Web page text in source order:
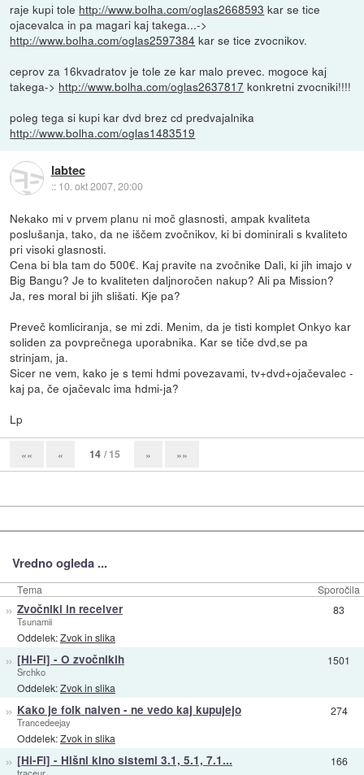
raje kupi tole http://www.bolha.com/oglas2668593 kar se tice
ojacevalca in pa magari kaj takega...->
http://www.bolha.com/oglas2597384 kar se tice zvocnikov.
ceprov za 16kvadratov je tole ze kar malo prevec. mogoce kaj
takega-> http://www.bolha.com/oglas2637817 konkretni zvocniki!!!!
poleg tega si kupi kar dvd brez cd predvajalnika
http://www.bolha.com/oglas1483519
labtec
:: 10. okt 2007, 20:00
Nekako mi v prvem planu ni moč glasnosti, ampak kvaliteta
poslušanja, tako, da ne iščem zvočnikov, ki bi dominirali s kvaliteto
pri visoki glasnosti.
Cena bi bla tam do 500€. Kaj pravite na zvočnike Dali, ki jih imajo v
Big Bangu? Je to kvaliteten daljnoročen nakup? Ali pa Mission?
Ja, res moral bi jih slišati. Kje pa?
Preveč komliciranja, se mi zdi. Menim, da je tisti komplet Onkyo kar
soliden za povprečnega uporabnika. Kar se tiče dvd,se pa
strinjam, ja.
Sicer ne vem, kako je s temi hdmi povezavami, tv+dvd+ojačevalec -
kaj pa, če ojačevalc ima hdmi-ja?
Lp
«« « 14 / 15 » »»
Vredno ogleda ...
Tema Sporočila
» Zvočniki in receiver
Tsunamii
Oddelek:Zvok in slika
83
» [Hi-Fi] - O zvočnikih
Srchko
Oddelek:Zvok in slika
1501
» Kako je folk naiven - ne vedo kaj kupujejo
Trancedeejay
Oddelek:Zvok in slika
274
» [Hi-Fi] - Hišni kino sistemi 3.1, 5.1, 7.1... 166